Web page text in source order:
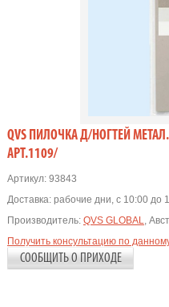
QVS ПИЛОЧКА Д/НОГТЕЙ
АРТ.1109/
Артикул:93843
Доставка: рабочие дни, с 10:00 до
Производитель: QVS GLOBAL,
Получить консультацию по
СООБЩИТЬ О ПРИХОДЕ